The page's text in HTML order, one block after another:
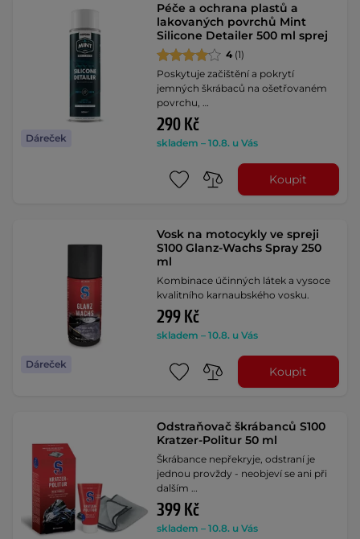
Dáreček
Péče a ochrana plastů a
lakovaných povrchů Mint
Silicone Detailer 500 ml sprej
4 (1)
Poskytuje začištění a pokrytí
jemných škrábaců na ošetřovaném
povrchu, …
290 Kč
skladem – 10.8. u Vás
Koupit
Dáreček
Vosk na motocykly ve spreji
S100 Glanz-Wachs Spray 250
ml
Kombinace účinných látek a vysoce
kvalitního karnaubského vosku.
299 Kč
skladem – 10.8. u Vás
Koupit
Odstraňovač škrábanců S100
Kratzer-Politur 50 ml
Škrábance nepřekryje, odstraní je
jednou provždy - neobjeví se ani při
dalším …
399 Kč
skladem – 10.8. u Vás